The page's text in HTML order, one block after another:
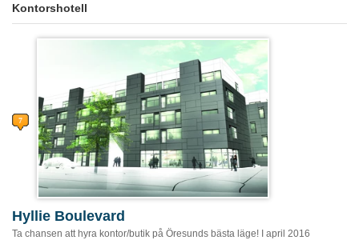
Kontorshotell
Hyllie Boulevard
Ta chansen att hyra kontor/butik på Öresunds bästa läge! I april 2016